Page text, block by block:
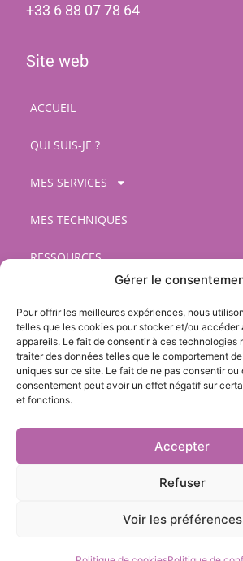
Gérer le
Pour offrir les meilleures expériences, nous
telles que les cookies pour stocker et/ou accéder
appareils. Le fait de consentir à ces technologies
traiter des données telles que le comportement
uniques sur ce site. Le fait de ne pas consentir ou
consentement peut avoir un effet négatif sur
et fonctions.
Accepter
Refuser
Voir les préférences
+33 6 88 07 78 64
Site web
ACCUEIL
QUI SUIS-JE ?
MES SERVICES
MES TECHNIQUES
RESSOURCES
Légal
Cookies
Mentions légales
Cerf à Lunettes
Suivez-nous sur nos réseaux !